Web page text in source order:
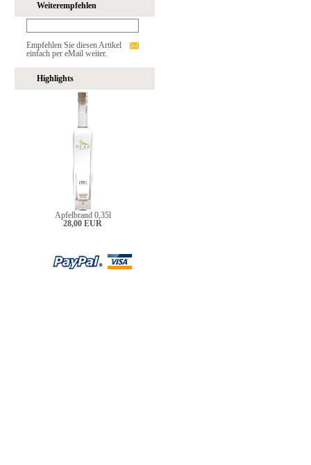
Weiterempfehlen
Empfehlen Sie diesen Artikel
einfach per eMail weiter.
Highlights
Apfelbrand 0,35l
28,00 EUR